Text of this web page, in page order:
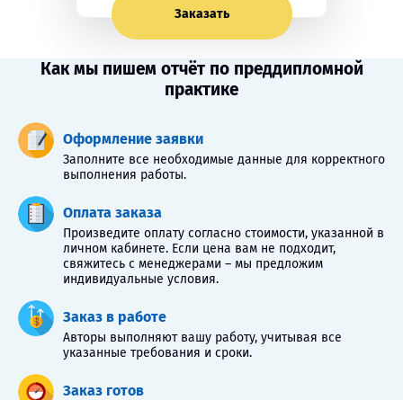
Заказать
Как мы пишем отчёт по преддипломной
практике
Оформление заявки
Заполните все необходимые данные для корректного
выполнения работы.
Оплата заказа
Произведите оплату согласно стоимости, указанной в
личном кабинете. Если цена вам не подходит,
свяжитесь с менеджерами – мы предложим
индивидуальные условия.
Заказ в работе
Авторы выполняют вашу работу, учитывая все
указанные требования и сроки.
Заказ готов